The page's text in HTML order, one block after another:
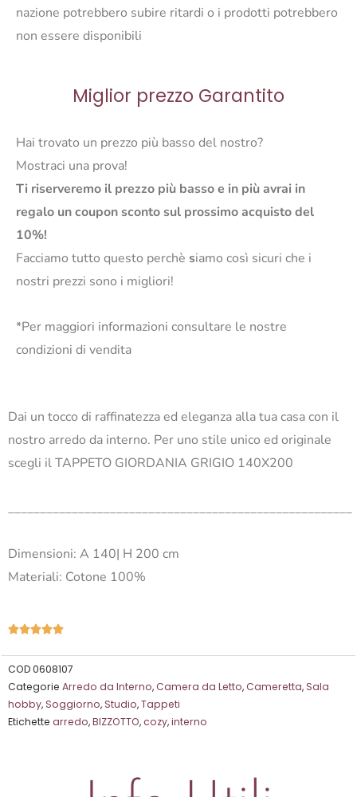
nazione potrebbero subire ritardi o i prodotti potrebbero
non essere disponibili
Miglior prezzo Garantito
Hai trovato un prezzo più basso del nostro?
Mostraci una prova!
Ti riserveremo il prezzo più basso e in più avrai in
regalo un coupon sconto sul prossimo acquisto del
10%!
Facciamo tutto questo perchè siamo così sicuri che i
nostri prezzi sono i migliori!
*Per maggiori informazioni consultare le nostre
condizioni di vendita
Dai un tocco di raffinatezza ed eleganza alla tua casa con il
nostro arredo da interno. Per uno stile unico ed originale
scegli il TAPPETO GIORDANIA GRIGIO 140X200
______________________________________________________
Dimensioni: A 140| H 200 cm
Materiali: Cotone 100%
Valutazione
su
5
COD0608107
Categorie Arredo da Interno,Camera da Letto,Cameretta,Sala
hobby,Soggiorno,Studio,Tappeti
Etichette arredo,BIZZOTTO,cozy,interno